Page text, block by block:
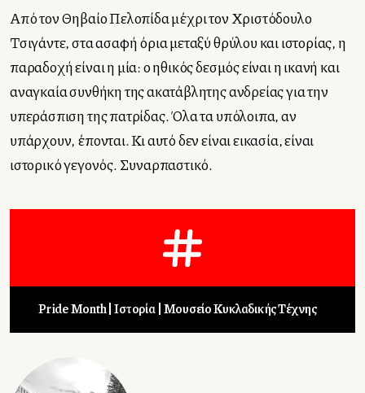
Από τον Θηβαίο Πελοπίδα μέχρι τον Χριστόδουλο
Τσιγάντε, στα ασαφή όρια μεταξύ θρύλου και ιστορίας, η
παραδοχή είναι η μία: ο ηθικός δεσμός είναι η ικανή και
αναγκαία συνθήκη της ακατάβλητης ανδρείας για την
υπεράσπιση της πατρίδας. Όλα τα υπόλοιπα, αν
υπάρχουν, έπονται. Κι αυτό δεν είναι εικασία, είναι
ιστορικό γεγονός. Συναρπαστικό.
Pride Month Ιστορία Μουσείο Κυκλαδικής Τέχνης